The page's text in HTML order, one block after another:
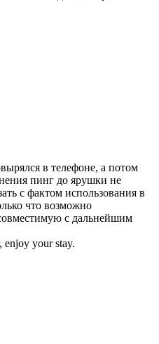
в телефоне, а потом
пинг до ярушки не
с фактом использования в
что возможно
с дальнейшим
enjoy your stay.